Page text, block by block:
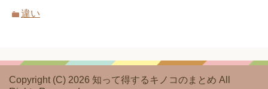
違い
Copyright (C) 2026 知って得するキノコのまとめ All